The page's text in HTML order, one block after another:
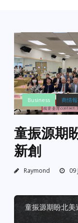
Business 商情
童振源期
新創
Raymond 09
童振源期盼北